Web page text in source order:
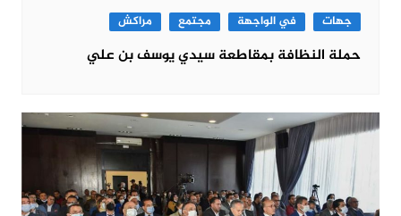
جهات في الواجهة مجتمع مراكش
حملة النظافة بمقاطعة سيدي يوسف بن علي